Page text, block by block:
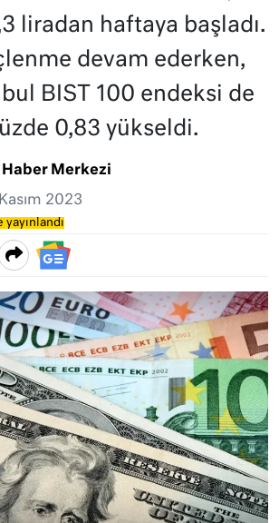
liradan haftaya başladı.
devam ederken,
BIST 100 endeksi de
0,83 yükseldi.
Merkezi
2023
yayınlandı